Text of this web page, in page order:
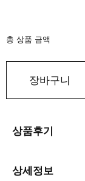
총 상품 금액
장바구니
상품후기
상세정보